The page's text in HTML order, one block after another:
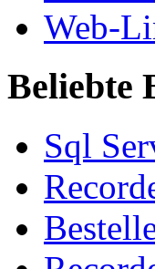
Web-
Beliebte
Sql